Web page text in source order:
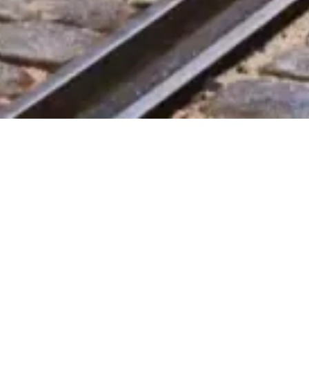
Feito com ❤️ para viajantes e amantes da história do mundo inteiro
por alguém como eles.
Seu guia pessoal para Cartão Turístico de Lisboa. Pergunte tudo
sobre ingressos, horários de visita e muito mais!
💬